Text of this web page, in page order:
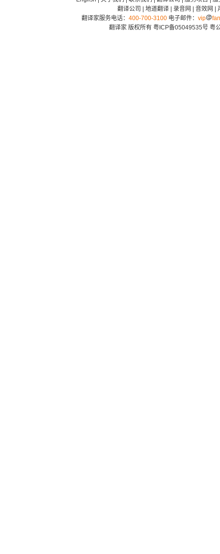
翻译公司
地道翻译| 录音网 音效网
翻译家服务电话： 400-700-3100电子邮件： vip
翻译家 版权所有 粤ICP备05049535号 粤